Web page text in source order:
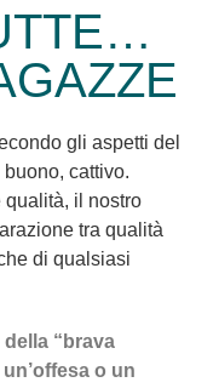
gli aspetti del
cattivo.
il nostro
tra qualità
di qualsiasi
“brava
o un